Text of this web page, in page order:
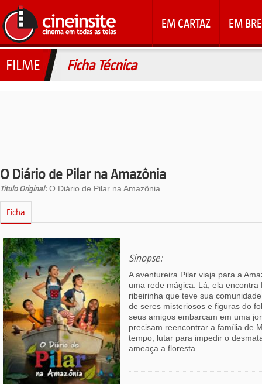
EM CARTAZ EM
FILME Ficha Técnica
O Diário de Pilar na Amazônia
Titulo Original:O Diário de Pilar na Amazônia
Ficha
Sinopse:
A aventureira Pilar viaja para a
uma rede mágica. Lá, ela encontra
ribeirinha que teve sua
de seres misteriosos e figuras do
seus amigos embarcam em uma
precisam reencontrar a família de
tempo, lutar para impedir o
ameaça a floresta.